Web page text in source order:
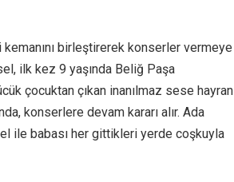
kemanını birleştirerek konserler vermeye
ilk kez 9 yaşında Beliğ Paşa
çocuktan çıkan inanılmaz sese hayran
konserlere devam kararı alır. Ada
ile babası her gittikleri yerde coşkuyla